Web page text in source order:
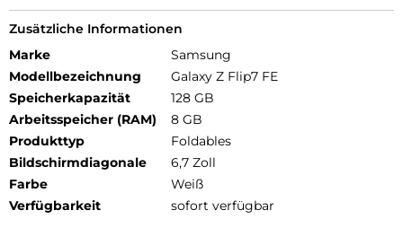
Zusätzliche Informationen
Marke
Samsung
Modellbezeichnung
Galaxy Z Flip7 FE
Speicherkapazität
128 GB
Arbeitsspeicher (RAM)
8 GB
Produkttyp
Foldables
Bildschirmdiagonale
6,7 Zoll
Farbe
Weiß
Verfügbarkeit
sofort verfügbar